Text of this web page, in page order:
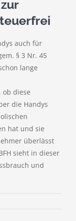
auch für
§ 3 Nr. 45
lange
ob diese
die Handys
hat und sie
überlässt
sieht in dieser
und